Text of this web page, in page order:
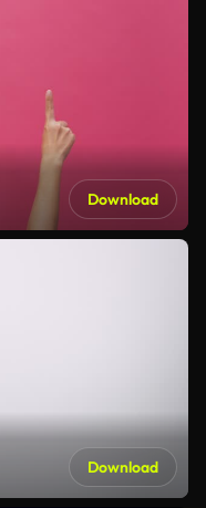
Download
Download